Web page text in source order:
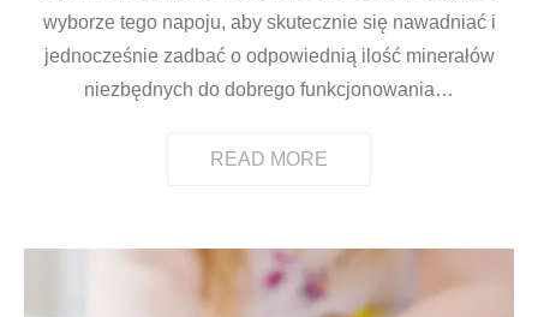
wyborze tego napoju, aby skutecznie się nawadniać i
jednocześnie zadbać o odpowiednią ilość minerałów
niezbędnych do dobrego funkcjonowania…
READ MORE